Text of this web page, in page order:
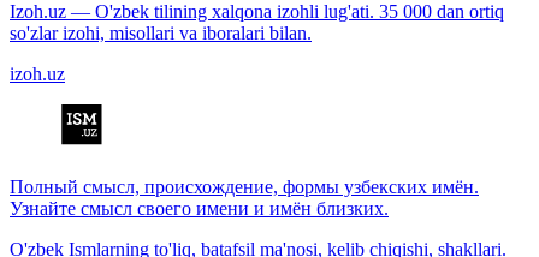
Izoh.uz — O'zbek tilining xalqona izohli lug'ati. 35 000 dan ortiq
so'zlar izohi, misollari va iboralari bilan.
izoh.uz
Полный смысл, происхождение, формы узбекских имён.
Узнайте смысл своего имени и имён близких.
O'zbek Ismlarning to'liq, batafsil ma'nosi, kelib chiqishi, shakllari.